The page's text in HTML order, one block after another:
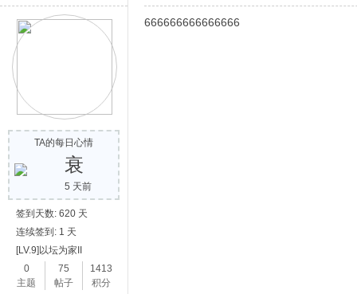
TA的每日心情
衰
5 天前
签到天数: 620 天
连续签到: 1 天
[LV.9]以坛为家II
0
主题
75
帖子
1413
积分
666666666666666